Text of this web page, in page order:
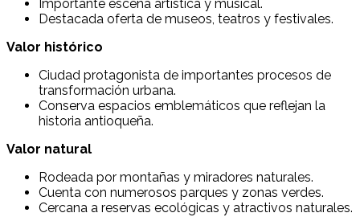
Importante escena artística y musical.
Destacada oferta de museos, teatros y festivales.
Valor histórico
Ciudad protagonista de importantes procesos de
transformación urbana.
Conserva espacios emblemáticos que reflejan la
historia antioqueña.
Valor natural
Rodeada por montañas y miradores naturales.
Cuenta con numerosos parques y zonas verdes.
Cercana a reservas ecológicas y atractivos naturales.